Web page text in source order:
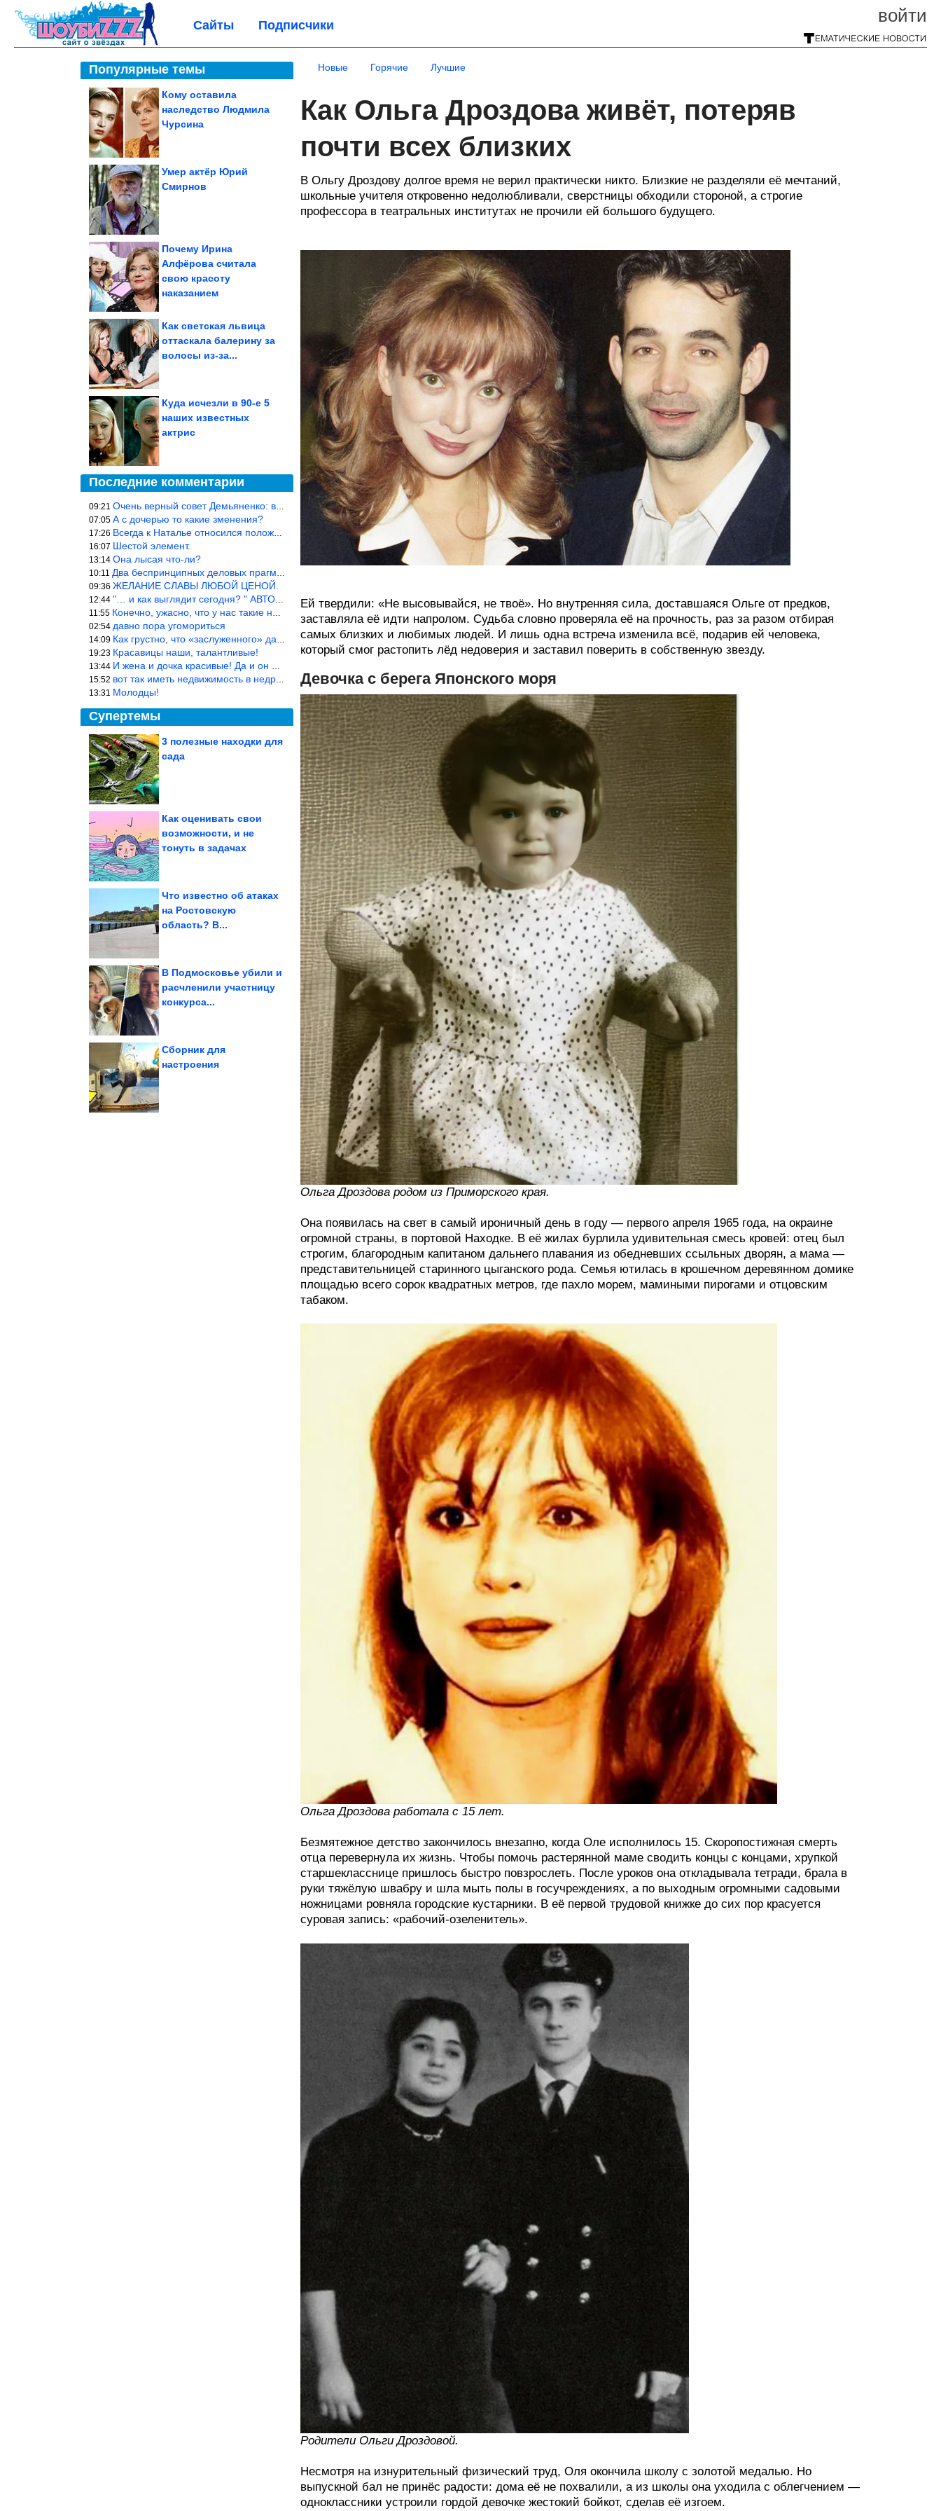
войти
Сайты Подписчики
Популярные темы
Кому оставила
наследство Людмила
Чурсина
Умер актёр Юрий
Смирнов
Почему Ирина
Алфёрова считала
свою красоту
наказанием
Как светская львица
оттаскала балерину за
волосы из-за...
Куда исчезли в 90-е 5
наших известных
актрис
Последние комментарии
09:21 Очень верный совет Демьяненко: в этой среде надо либо иметь зубы
07:05 А с дочерью то какие зменения?
17:26 Всегда к Наталье относился положительно… Время покажет, что буде
16:07 Шестой элемент.
13:14 Она лысая что-ли?
10:11 Два беспринципных деловых прагматика нашли друг друга и «остепен
09:36 ЖЕЛАНИЕ СЛАВЫ ЛЮБОЙ ЦЕНОЙ.
12:44 "… и как выглядит сегодня? " АВТОР, РЕДАКТОР — ВЫ ЧТО
11:55 Конечно, ужасно, что у нас такие недалёкие и прямые люди… Как мо
02:54 давно пора угомориться
14:09 Как грустно, что «заслуженного» дают не заслуженно, а (чаще) по-
19:23 Красавицы наши, талантливые!
13:44 И жена и дочка красивые! Да и он настоящий мужик!
15:52 вот так иметь недвижимость в недружественных странах Могут забра
13:31 Молодцы!
Супертемы
3 полезные находки для
сада
В Ростове-на-Дону
Как оценивать свои
возможности, и не
тонуть в задачах
Женщины, которые
Что известно об атаках
на Ростовскую
область? В...
В Подмосковье убили и
расчленили участницу
конкурса...
Как и с чем носить
Сборник для
настроения
Питомцы, которые во
Новые Горячие Лучшие
Как Ольга Дроздова живёт, потеряв
почти всех близких
В Ольгу Дроздову долгое время не верил практически никто. Близкие не разделяли её мечтаний,
школьные учителя откровенно недолюбливали, сверстницы обходили стороной, а строгие
профессора в театральных институтах не прочили ей большого будущего.
Ей твердили: «Не высовывайся, не твоё». Но внутренняя сила, доставшаяся Ольге от предков,
заставляла её идти напролом. Судьба словно проверяла её на прочность, раз за разом отбирая
самых близких и любимых людей. И лишь одна встреча изменила всё, подарив ей человека,
который смог растопить лёд недоверия и заставил поверить в собственную звезду.
Девочка с берега Японского моря
Ольга Дроздова родом из Приморского края.
Она появилась на свет в самый ироничный день в году — первого апреля 1965 года, на окраине
огромной страны, в портовой Находке. В её жилах бурлила удивительная смесь кровей: отец был
строгим, благородным капитаном дальнего плавания из обедневших ссыльных дворян, а мама —
представительницей старинного цыганского рода. Семья ютилась в крошечном деревянном домике
площадью всего сорок квадратных метров, где пахло морем, мамиными пирогами и отцовским
табаком.
Ольга Дроздова работала с 15 лет.
Безмятежное детство закончилось внезапно, когда Оле исполнилось 15. Скоропостижная смерть
отца перевернула их жизнь. Чтобы помочь растерянной маме сводить концы с концами, хрупкой
старшекласснице пришлось быстро повзрослеть. После уроков она откладывала тетради, брала в
руки тяжёлую швабру и шла мыть полы в госучреждениях, а по выходным огромными садовыми
ножницами ровняла городские кустарники. В её первой трудовой книжке до сих пор красуется
суровая запись: «рабочий-озеленитель».
Родители Ольги Дроздовой.
Несмотря на изнурительный физический труд, Оля окончила школу с золотой медалью. Но
выпускной бал не принёс радости: дома её не похвалили, а из школы она уходила с облегчением —
одноклассники устроили гордой девочке жестокий бойкот, сделав её изгоем.